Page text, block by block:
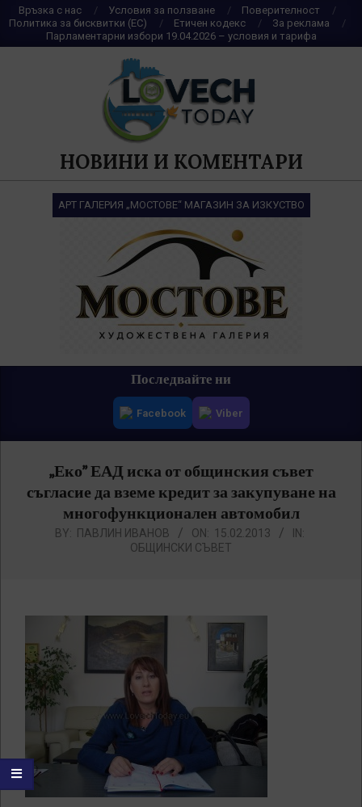
Skip
to
content
Връзка с нас Условия за ползване
Поверителност
Политика за бисквитки (ЕС)
Етичен кодекс
За реклама
Парламентарни избори 19.04.2026 – условия и тарифа
НОВИНИ И КОМЕНТАРИ
АРТ ГАЛЕРИЯ „МОСТОВЕ“ МАГАЗИН ЗА ИЗКУСТВО
Последвайте ни
Facebook Viber
„Еко” ЕАД иска от общинския съвет
съгласие да вземе кредит за закупуване на
многофункционален автомобил
BY: ПАВЛИН ИВАНОВ ON: 15.02.2013
IN:
ОБЩИНСКИ СЪВЕТ